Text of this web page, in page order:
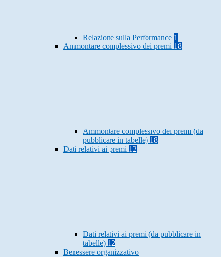
Relazione sulla Performance 1
Ammontare complessivo dei premi 18
Ammontare complessivo dei premi (da
pubblicare in tabelle) 18
Dati relativi ai premi 12
Dati relativi ai premi (da pubblicare in
tabelle) 12
Benessere organizzativo